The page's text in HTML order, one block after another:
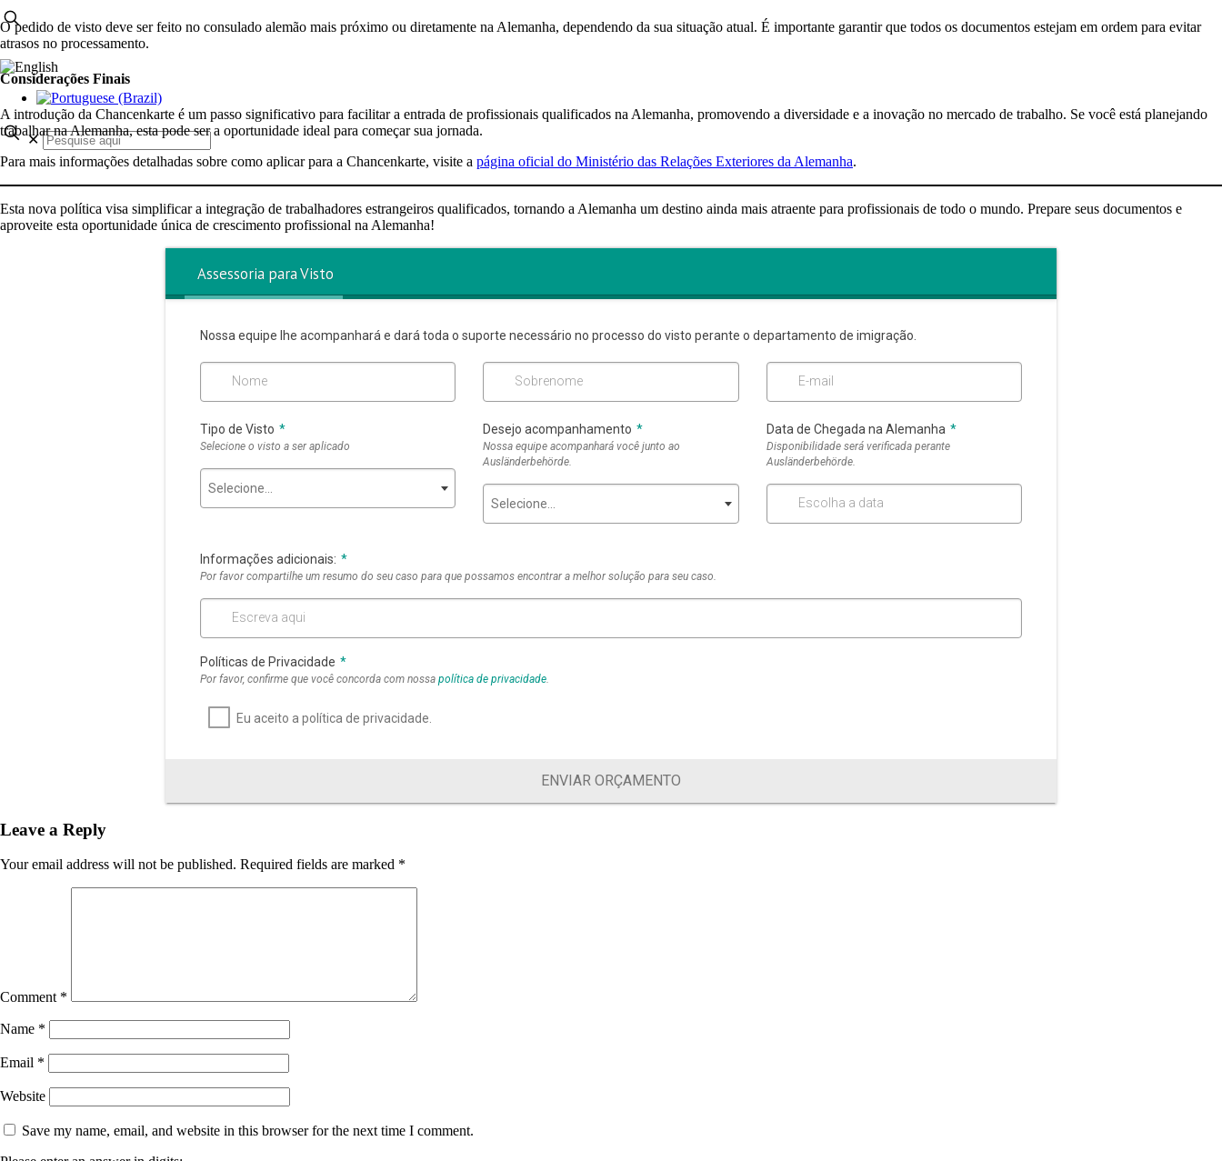
✕
O pedido de visto deve ser feito no consulado alemão mais próximo ou diretamente na Alemanha, dependendo da sua situação atual. É importante garantir que todos os documentos estejam em ordem para evitar
atrasos no processamento.
Considerações Finais
A introdução da Chancenkarte é um passo significativo para facilitar a entrada de profissionais qualificados na Alemanha, promovendo a diversidade e a inovação no mercado de trabalho. Se você está planejando
trabalhar na Alemanha, esta pode ser a oportunidade ideal para começar sua jornada.
Para mais informações detalhadas sobre como aplicar para a Chancenkarte, visite a página oficial do Ministério das Relações Exteriores da Alemanha.
Esta nova política visa simplificar a integração de trabalhadores estrangeiros qualificados, tornando a Alemanha um destino ainda mais atraente para profissionais de todo o mundo. Prepare seus documentos e
aproveite esta oportunidade única de crescimento profissional na Alemanha!
Assessoria para Visto
Nossa equipe lhe acompanhará e dará toda o suporte necessário no processo do visto perante o departamento de imigração.
Nome Sobrenome E-mail
Tipo de Visto *
Selecione o visto a ser aplicado
Selecione...
Desejo acompanhamento *
Nossa equipe acompanhará você junto ao
Ausländerbehörde.
Selecione...
Data de Chegada na Alemanha *
Disponibilidade será verificada perante
Ausländerbehörde.
Escolha a data
Informações adicionais: *
Por favor compartilhe um resumo do seu caso para que possamos encontrar a melhor solução para seu caso.
Escreva aqui
Políticas de Privacidade *
Por favor, confirme que você concorda com nossa política de privacidade.
Eu aceito a política de privacidade.
ENVIAR ORÇAMENTO
Leave a Reply
Your email address will not be published. Required fields are marked *
Comment *
Name *
Email *
Website
Save my name, email, and website in this browser for the next time I comment.